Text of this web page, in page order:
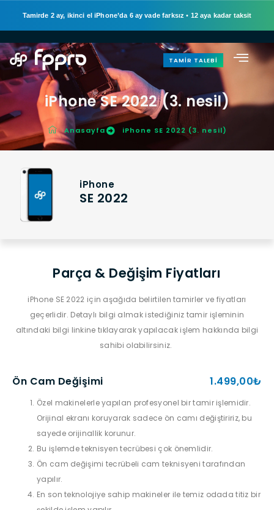
Tamirde 2 ay, ikinci el iPhone’da 6 ay vade farksız • 12 aya kadar taksit
TAMIR TALEBI
iPhone SE 2022 (3. nesil)
Anasayfa iPhone SE 2022 (3. nesil)
iPhone
SE 2022
Parça & Değişim Fiyatları
iPhone SE 2022 için aşağıda belirtilen tamirler ve fiyatları
geçerlidir. Detaylı bilgi almak istediğiniz tamir işleminin
altındaki bilgi linkine tıklayarak yapılacak işlem hakkında bilgi
sahibi olabilirsiniz.
Ön Cam Değişimi 1.499,00₺
Özel makinelerle yapılan profesyonel bir tamir işlemidir.
Orijinal ekranı koruyarak sadece ön camı değiştiririz, bu
sayede orijinallik korunur.
Bu işlemde teknisyen tecrübesi çok önemlidir.
Ön cam değişimi tecrübeli cam teknisyeni tarafından
yapılır.
En son teknolojiye sahip makineler ile temiz odada titiz bir